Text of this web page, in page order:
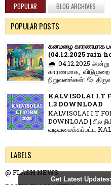
Get Latest Updates:
POPULAR BLOG ARCHIVES
POPULAR POSTS
கனமழை காரணமாக
(04.12.2025 rain
🌧️ 04.12.2025 அன்று
காரணமாக,
நிறுவனங்கள்: 💦
KALVISOLAI I.T
1.3 DOWNLOAD
KALVISOLAI I.T
DOWNLOAD | சில
வடிவமைக்கப்பட்ட
LABELS
@ FLASH NEWS